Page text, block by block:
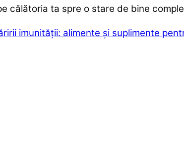
călătoria ta spre o stare de bine
imunității: alimente și suplimente